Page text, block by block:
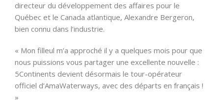
directeur du développement des affaires pour le
Québec et le Canada atlantique, Alexandre Bergeron,
bien connu dans l’industrie.
« Mon filleul m’a approché il y a quelques mois pour que
nous puissions vous partager une excellente nouvelle :
5Continents devient désormais le tour-opérateur
officiel d’AmaWaterways, avec des départs en français !
»